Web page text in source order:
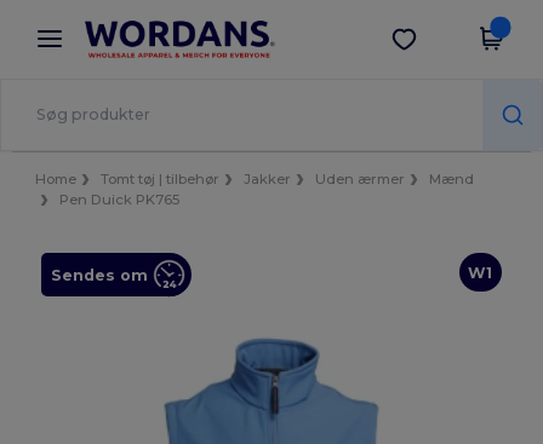
× Wordans-app
Bedre priser i appen!
Hent app
Home Tomt tøj | tilbehør Jakker Uden ærmer
Mænd
Pen Duick PK765
W1
Sendes om